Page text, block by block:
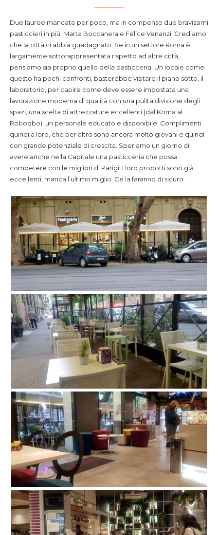
Due lauree mancate per poco, ma in compenso due bravissimi
pasticcieri in più: Marta Boccanera e Felice Venanzi. Crediamo
che la città ci abbia guadagnato. Se in un settore Roma è
largamente sottorappresentata rispetto ad altre città,
pensiamo sia proprio quello della pasticceria. Un locale come
questo ha pochi confronti, basterebbe visitare il piano sotto, il
laboratorio, per capire come deve essere impostata una
lavorazione moderna di qualità con una pulita divisione degli
spazi, una scelta di attrezzature eccellenti (dal Koma al
Roboqbo), un personale educato e disponibile. Complimenti
quindi a loro, che per altro sono ancora molto giovani e quindi
con grande potenziale di crescita. Speriamo un giorno di
avere anche nella Capitale una pasticceria che possa
competere con le migliori di Parigi. I loro prodotti sono già
eccellenti, manca l’ultimo miglio. Ce la faranno di sicuro.